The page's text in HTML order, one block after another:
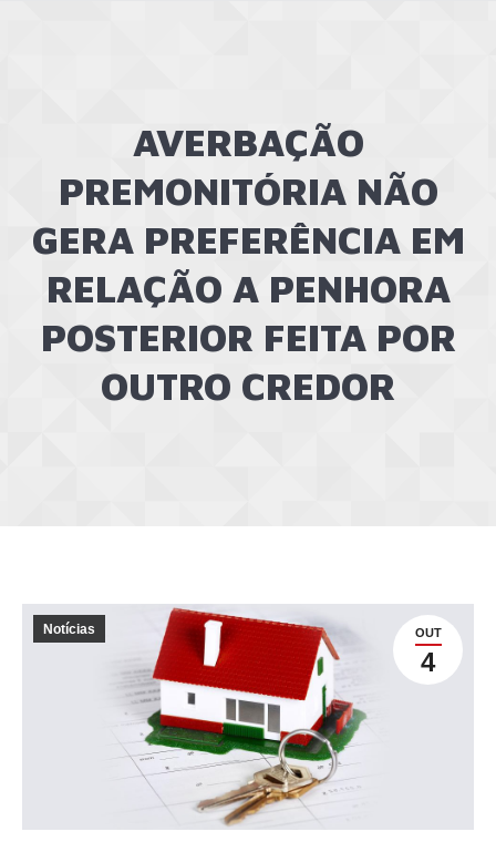
AVERBAÇÃO
PREMONITÓRIA NÃO
GERA PREFERÊNCIA EM
RELAÇÃO A PENHORA
POSTERIOR FEITA POR
OUTRO CREDOR
OUT
4
Notícias